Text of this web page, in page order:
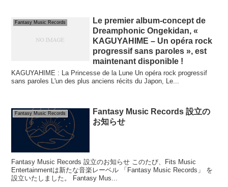
Fantasy Music Records
Le premier album-concept de
Dreamphonic Ongekidan, «
KAGUYAHIME – Un opéra rock
progressif sans paroles », est
maintenant disponible !
KAGUYAHIME : La Princesse de la Lune Un opéra rock progressif
sans paroles L'un des plus anciens récits du Japon, Le...
Fantasy Music Records
Fantasy Music Records 設立の
お知らせ
Fantasy Music Records 設立のお知らせ このたび、Fits Music
Entertainmentは新たな音楽レーベル 「Fantasy Music Records」 を
設立いたしました。 Fantasy Mus...